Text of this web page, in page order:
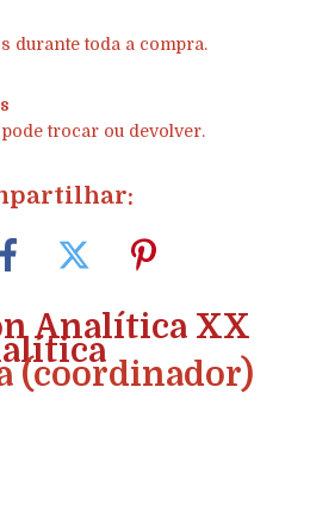
durante toda a compra.
trocar ou devolver.
Analítica XX
(coordinador)